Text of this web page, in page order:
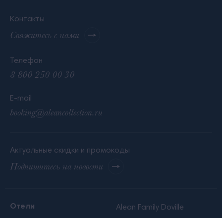
Контакты
Свяжитесь с нами
Телефон
8 800 250 00 30
E-mail
booking@aleancollection.ru
Актуальные скидки и промокоды
Подпишитесь на новости
Отели
Alean Family Doville